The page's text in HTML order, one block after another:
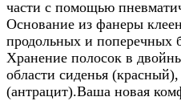
части с помощью
Основание из фанеры
продольных и поперечных
Хранение полосок в
области сиденья
(антрацит).Ваша новая